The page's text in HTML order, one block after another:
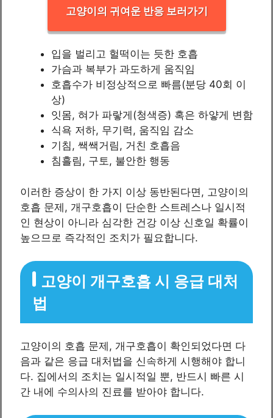
고양이의 귀여운 반응 보러가기
입을 벌리고 헐떡이는 듯한 호흡
가슴과 복부가 과도하게 움직임
호흡수가 비정상적으로 빠름(분당 40회 이
상)
잇몸, 혀가 파랗게(청색증) 혹은 하얗게 변함
식욕 저하, 무기력, 움직임 감소
기침, 쌕쌕거림, 거친 호흡음
침흘림, 구토, 불안한 행동
이러한 증상이 한 가지 이상 동반된다면, 고양이의
호흡 문제, 개구호흡이 단순한 스트레스나 일시적
인 현상이 아니라 심각한 건강 이상 신호일 확률이
높으므로 즉각적인 조치가 필요합니다.
고양이 개구호흡 시 응급 대처
법
고양이의 호흡 문제, 개구호흡이 확인되었다면 다
음과 같은 응급 대처법을 신속하게 시행해야 합니
다. 집에서의 조치는 일시적일 뿐, 반드시 빠른 시
간 내에 수의사의 진료를 받아야 합니다.